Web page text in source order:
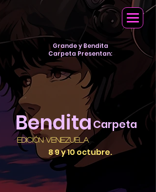
8 9 y 10 octubre.
Carpeta
Edición Venezuela
Bendita
Grande y Bendita
Carpeta Presentan: